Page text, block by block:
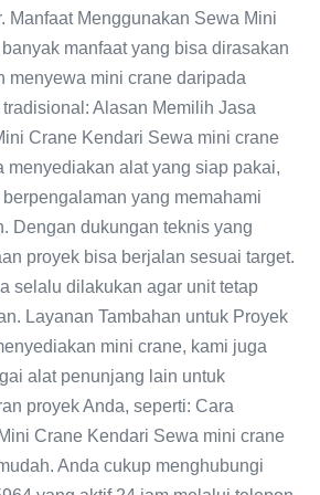
Manfaat Menggunakan Sewa Mini
manfaat yang bisa dirasakan
menyewa mini crane daripada
Alasan Memilih Jasa
Crane Kendari Sewa mini crane
menyediakan alat yang siap pakai,
yang memahami
Dengan dukungan teknis yang
proyek bisa berjalan sesuai target.
selalu dilakukan agar unit tetap
Layanan Tambahan untuk Proyek
mini crane, kami juga
alat penunjang lain untuk
proyek Anda, seperti: Cara
Crane Kendari Sewa mini crane
Anda cukup menghubungi